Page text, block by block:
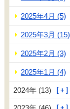
2025年4月 (5)
2025年3月 (15)
2025年2月 (3)
2025年1月 (4)
2024年 (13)